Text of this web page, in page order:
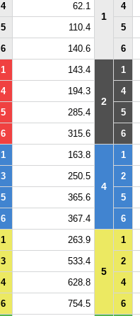
1
4 62.1 4
5 110.4 5
6 140.6 6
1 143.4
2
1
4 194.3 4
5 285.4 5
6 315.6 6
1 163.8
4
1
3 250.5 2
5 365.6 5
6 367.4 6
1 263.9
5
1
3 533.4 2
4 628.8 4
6 754.5 6